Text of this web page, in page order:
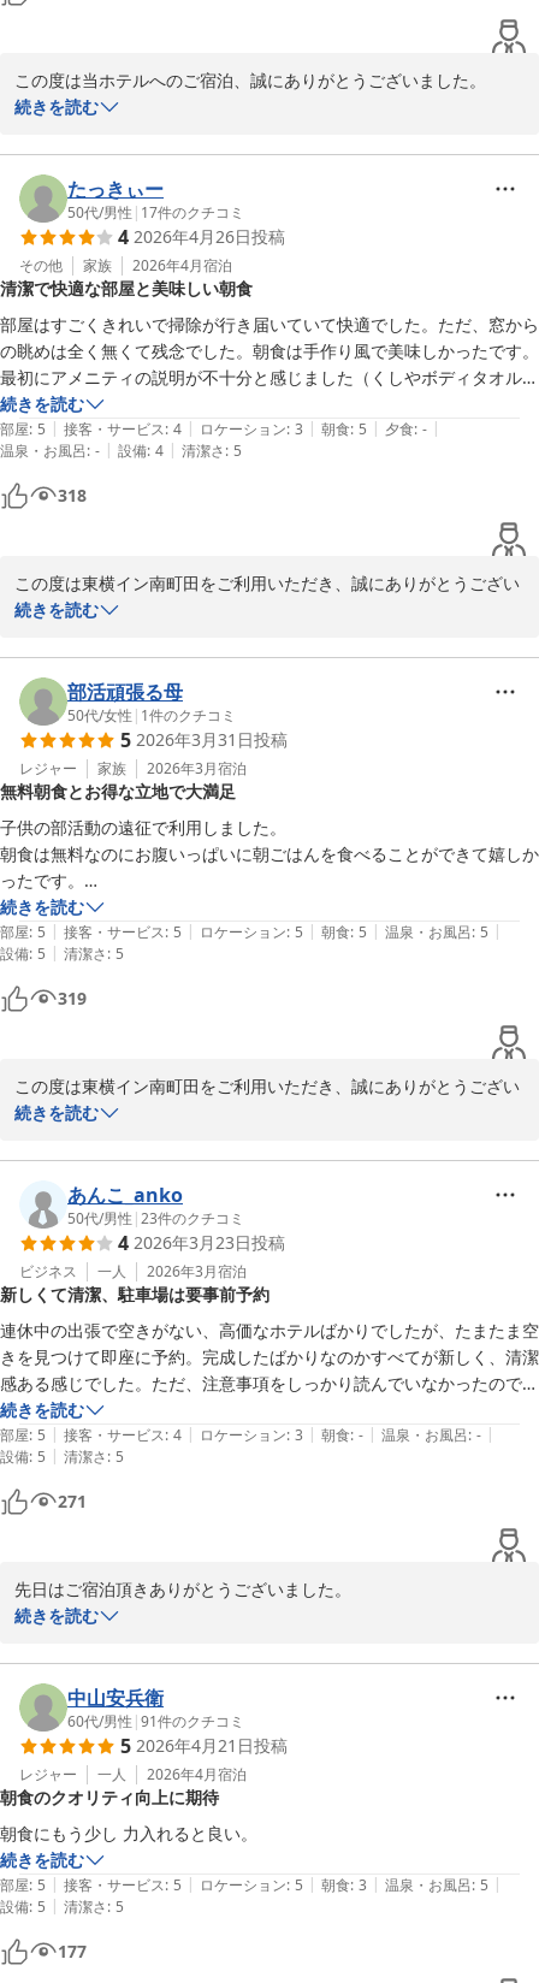
この度は当ホテルへのご宿泊、誠にありがとうございました。
又、お忙しい中ご投稿頂きまして重ねて御礼申し上げます。
て参る所存です。
お客様のまたのご利用を心からお待ち申し上げます。
東横ＩＮＮ南町田
2026-06-11
続きを読む
たっきぃー
50代/男性 | 17件のクチコミ
4 2026年4月26日投稿
その他 家族 2026年4月宿泊
清潔で快適な部屋と美味しい朝食
部屋はすごくきれいで掃除が行き届いていて快適でした。ただ、窓から
の眺めは全く無くて残念でした。朝食は手作り風で美味しかったです。
最初にアメニティの説明が不十分と感じました（くしやボディタオルの
説明無し）。全体的にはまずまずでした。
続きを読む
部屋: 5 | 接客・サービス: 4 | ロケーション: 3 | 朝食: 5 | 夕食: - |
温泉・お風呂: - | 設備: 4 | 清潔さ: 5
318
この度は東横イン南町田をご利用いただき、誠にありがとうござい
ました。
す。
せっかくお越しいただいたにも関わらず、お部屋からの景観につき
ましてご期待に添えることが出来ず申し訳ございませんでした。当
館は建物の構造上、一定数の客室が内向きとなっておりますが、そ
の点のご案内が十分でなかったことを深くお詫び申し上げます。今
後はご予約時やチェックイン時のご説明をより分かりやすく改善し
てまいります。
また、アメニティのご案内が不十分でご不便をおかけしましたこ
と、重ねてお詫び申し上げます。館内案内の見直しやスタッフへの
周知を徹底し、必要な情報を確実にお伝えできるよう取り組んでま
いります。
いただいたご指摘は、より快適にお過ごしいただけるホテルづくり
また南町田近辺にお立ち寄りの機会がございましたら、再度当ホテ
ルをご利用頂けましたら幸いです。
東横イン　南町田
スタッフ一同
東横ＩＮＮ南町田
2026-04-27
続きを読む
部活頑張る母
50代/女性 | 1件のクチコミ
5 2026年3月31日投稿
レジャー 家族 2026年3月宿泊
無料朝食とお得な立地で大満足
子供の部活動の遠征で利用しました。
朝食は無料なのにお腹いっぱいに朝ごはんを食べることができて嬉しか
ったです。
大型ショッピングモールも徒歩すぐにあり、とても便の良いホテルで大
満足でした。
来年もまた利用させていただきます！
続きを読む
部屋: 5 | 接客・サービス: 5 | ロケーション: 5 | 朝食: 5 | 温泉・お風呂: 5 |
設備: 5 | 清潔さ: 5
319
この度は東横イン南町田をご利用いただき、誠にありがとうござい
ます。
だき、大変光栄に存じます。
朝食をお腹いっぱいお召し上がりいただけたとのこと、スタッフ一
同とても嬉しく拝読いたしました。
また、近隣の大型ショッピングモールの利便性についてもご満足い
ただけたようで、安心いたしました。
来年もご利用いただけるとの温かいお言葉は、私たちにとって何よ
りの励みです。
次回も快適にお過ごしいただけるよう、より良いサービスを目指し
て努めてまいります。
またのお越しを心よりお待ちしております。
東横ＩＮＮ南町田
続きを読む
あんこ_anko
50代/男性 |23件のクチコミ
4 2026年3月23日投稿
ビジネス 一人 2026年3月宿泊
新しくて清潔、駐車場は要事前予約
連休中の出張で空きがない、高価なホテルばかりでしたが、たまたま空
きを見つけて即座に予約。完成したばかりなのかすべてが新しく、清潔
感ある感じでした。ただ、注意事項をしっかり読んでいなかったのです
が駐車場は事前予約制とのこと。たまたま空きがあったので駐車できま
したけど、クルマで行かれる方は要注意です。食事場所はあまりなさそ
うな感じ?　ショッピングモールかアウトレットモールみたいなところ
が駅前にあるのですけど、バイパス挟んで反対側のホテルなので地下道
使って徒歩10分弱かかります。
続きを読む
部屋: 5 | 接客・サービス: 4 | ロケーション: 3 | 朝食: - | 温泉・お風呂: - |
設備: 5 | 清潔さ: 5
271
先日はご宿泊頂きありがとうございました。
今後、清掃後の点検、確認を徹底してまいりたいと思います。
して参ります。
また機会がありましたらご検討していただけると幸いです。
東横ＩＮＮ南町田
2026-03-24
続きを読む
中山安兵衛
60代/男性 |91件のクチコミ
5 2026年4月21日投稿
レジャー 一人 2026年4月宿泊
朝食のクオリティ向上に期待
朝食にもう少し 力入れると良い。
続きを読む
部屋: 5 | 接客・サービス: 5 | ロケーション: 5 | 朝食: 3 | 温泉・お風呂: 5 |
設備: 5 | 清潔さ: 5
177